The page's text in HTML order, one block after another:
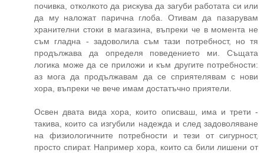
почивка, отколкото да рискува да загуби работата си или
да му наложат парична глоба. Отивам да пазарувам
хранителни стоки в магазина, въпреки че в момента не
съм гладна - задоволила съм тази потребност, но тя
продължава да определя поведението ми. Същата
логика може да се приложи и към другите потребности:
аз мога да продължавам да се сприятелявам с нови
хора, въпреки че вече имам достатъчно приятели.
Освен двата вида хора, които описваш, има и трети -
такива, които са изгубили надежда и след задоволяване
на физиологичните потребности и тези от сигурност,
просто спират. Например хора, които са били лишени от